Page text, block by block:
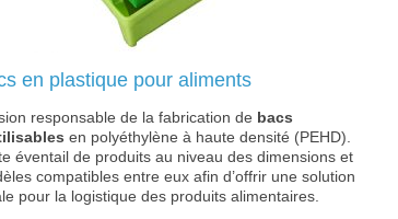
en plastique pour aliments
responsable de la fabrication de bacs
en polyéthylène à haute densité (PEHD).
éventail de produits au niveau des dimensions et
compatibles entre eux afin d’offrir une solution
pour la logistique des produits alimentaires.